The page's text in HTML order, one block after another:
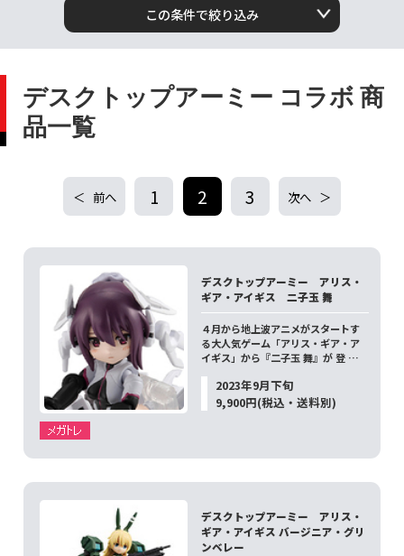
この条件で絞り込み
デスクトップアーミー コラボ 商
品一覧
前へ 1 2 3 次へ
デスクトップアーミー アリス・
ギア・アイギス 二子玉 舞
４月から地上波アニメがスタートす
る大人気ゲーム「アリス・ギア・ア
イギス」から『二子玉 舞』が 登 …
2023年9月下旬
9,900円(税込・送料別)
デスクトップアーミー アリス・
ギア・アイギス バージニア・グリ
ンベレー